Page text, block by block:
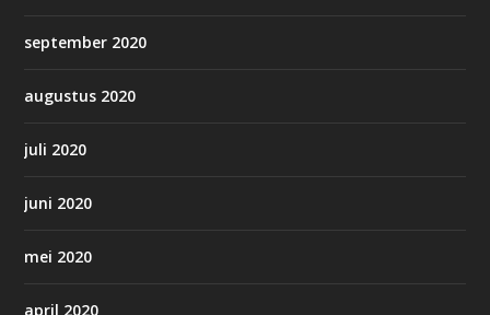
september 2020
augustus 2020
juli 2020
juni 2020
mei 2020
april 2020